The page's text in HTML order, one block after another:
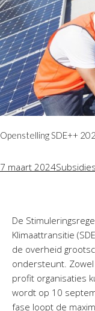
Openstelling SDE++
7 maart 2024Subsidies
De
Klimaattransitie
de overheid
ondersteunt.
profit organisaties
wordt op 10
fase loopt de